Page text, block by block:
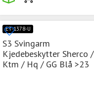
ET-1378-U
S3 Svingarm
Kjedebeskytter Sherco /
Ktm / Hq / GG Blå >23